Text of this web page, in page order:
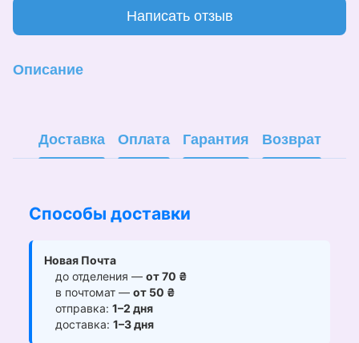
Написать отзыв
Описание
Доставка Оплата Гарантия Возврат
Способы доставки
Новая Почта
до отделения — от 70 ₴
в почтомат — от 50 ₴
отправка: 1–2 дня
доставка: 1–3 дня